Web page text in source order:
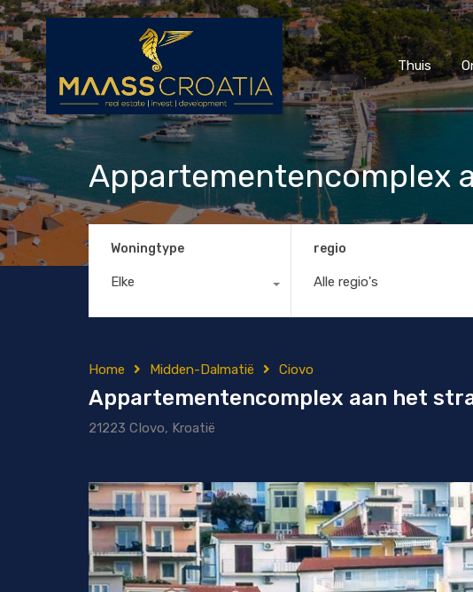
Thuis
Thuis
Appartementencomplex
Woningtype
Elke
regio
Alle regio's
Home Midden-Dalmatië Ciovo
Appartementencomplex aan het
21223 CIovo, Kroatië